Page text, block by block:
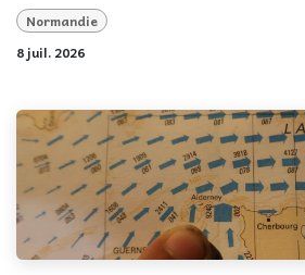
Normandie
8 juil. 2026